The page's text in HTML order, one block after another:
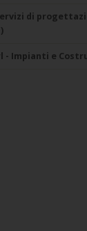
di
- Impianti e